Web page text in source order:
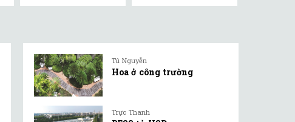
Tú Nguyễn
Hoa ở công trường
Trực Thanh